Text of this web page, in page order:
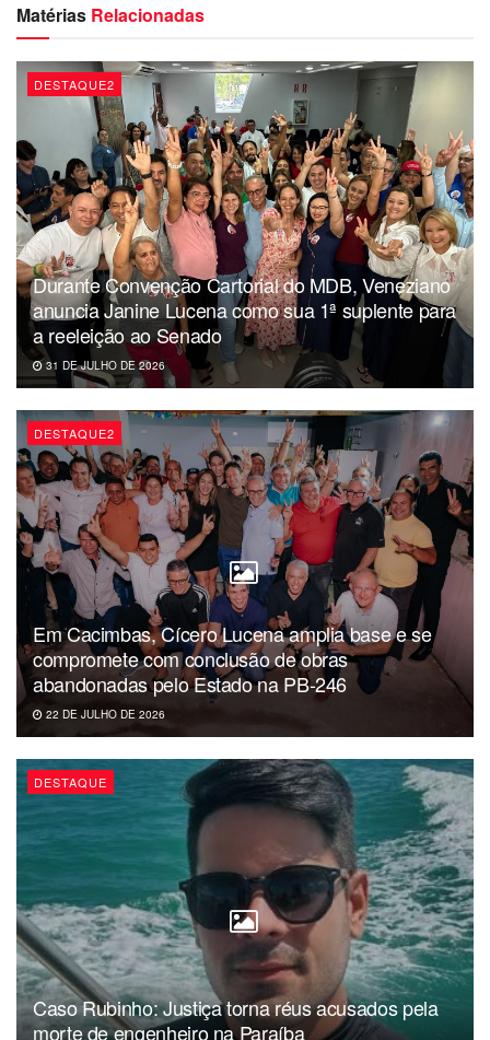
Matérias Relacionadas
DESTAQUE2
Durante Convenção Cartorial do MDB, Veneziano
anuncia Janine Lucena como sua 1ª suplente para
a reeleição ao Senado
31 DE JULHO DE 2026
DESTAQUE2
Em Cacimbas, Cícero Lucena amplia base e se
compromete com conclusão de obras
abandonadas pelo Estado na PB-246
22 DE JULHO DE 2026
DESTAQUE
Caso Rubinho: Justiça torna réus acusados pela
morte de engenheiro na Paraíba